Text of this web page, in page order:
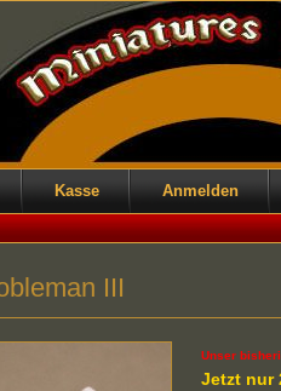
Kasse Anmelden
III
Unser
Jetzt nur